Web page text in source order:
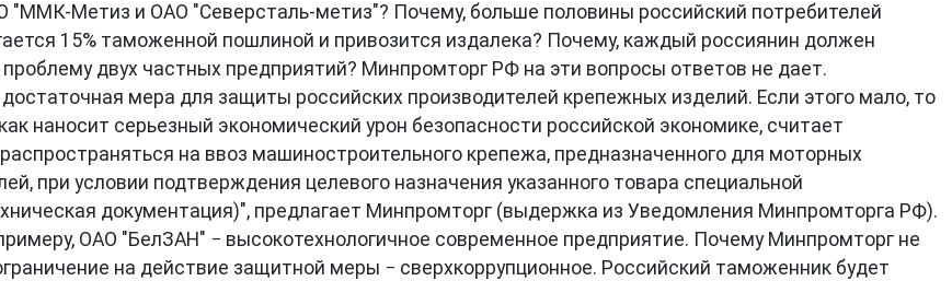
Метиз и ОАО "Северсталь-метиз"? Почему, больше половины российский потребителей
15% таможенной пошлиной и привозится издалека? Почему, каждый россиянин должен
двух частных предприятий? Минпромторг РФ на эти вопросы ответов не дает.
мера для защиты российских производителей крепежных изделий. Если этого мало, то
наносит серьезный экономический урон безопасности российской экономике, считает
на ввоз машиностроительного крепежа, предназначенного для моторных
при условии подтверждения целевого назначения указанного товара специальной
документация)", предлагает Минпромторг (выдержка из Уведомления Минпромторга РФ).
ОАО "БелЗАН" − высокотехнологичное современное предприятие. Почему Минпромторг не
на действие защитной меры − сверхкоррупционное. Российский таможенник будет